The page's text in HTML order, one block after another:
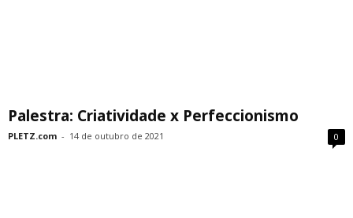
Palestra: Criatividade x Perfeccionismo
PLETZ.com - 14 de outubro de 2021 0